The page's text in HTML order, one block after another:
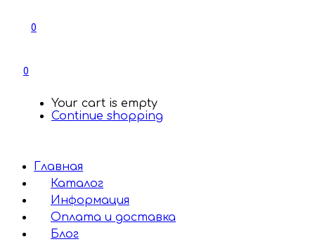
0
0
Your cart is empty
Continue shopping
Главная
Каталог
Информация
Оплата и доставка
Блог